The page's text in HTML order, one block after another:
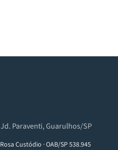
Paraventi, Guarulhos/SP
Custódio ·OAB/SP 538.945